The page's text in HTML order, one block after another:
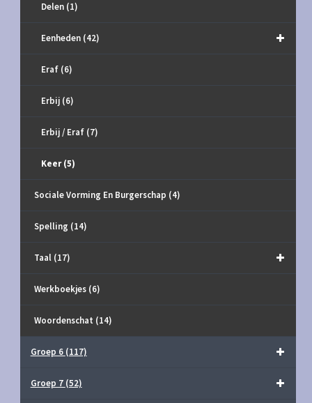
Delen (1)
Eenheden (42)
Eraf (6)
Erbij (6)
Erbij / Eraf (7)
Keer(5)
Sociale Vorming En Burgerschap (4)
Spelling (14)
Taal (17)
Werkboekjes (6)
Woordenschat (14)
Groep 6 (117)
Groep 7 (52)